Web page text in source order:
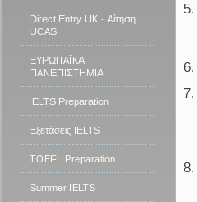
Direct Entry UK - Αίτηση
UCAS
ΕΥΡΩΠΑΪΚΑ
ΠΑΝΕΠΙΣΤΗΜΙΑ
IELTS Preparation
Εξετάσεις IELTS
TOEFL Preparation
Summer IELTS